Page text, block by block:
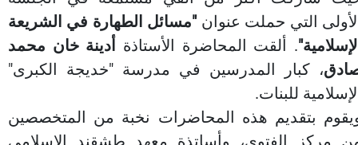
التي حملت عنوان"مسائل الطهارة في الشريعة
. ألقت المحاضرة الأستاذة
أدينة خان محمد
، كبار المدرسين في مدرسة "خديجة الكبرى"
للبنات.
بتقديم هذه المحاضرات نخبة من المتخصصين
مركز الفتوى، وأساتذة معهد طشقند الإسلامي